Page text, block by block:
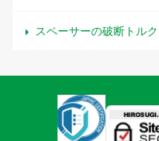
スペーサーの破断トルク